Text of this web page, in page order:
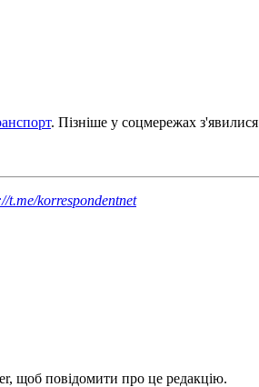
. Пізніше у соцмережах з'явилися
t.me/korrespondentnet
щоб повідомити про це редакцію.